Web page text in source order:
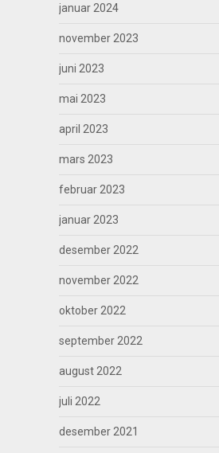
januar 2024
november 2023
juni 2023
mai 2023
april 2023
mars 2023
februar 2023
januar 2023
desember 2022
november 2022
oktober 2022
september 2022
august 2022
juli 2022
desember 2021